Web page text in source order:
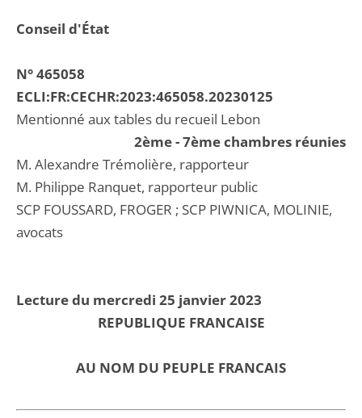
Conseil d'État
N° 465058
ECLI:FR:CECHR:2023:465058.20230125
Mentionné aux tables du recueil Lebon
2ème - 7ème chambres réunies
M. Alexandre Trémolière, rapporteur
M. Philippe Ranquet, rapporteur public
SCP FOUSSARD, FROGER ; SCP PIWNICA, MOLINIE,
avocats
Lecture du mercredi 25 janvier 2023
REPUBLIQUE FRANCAISE
AU NOM DU PEUPLE FRANCAIS